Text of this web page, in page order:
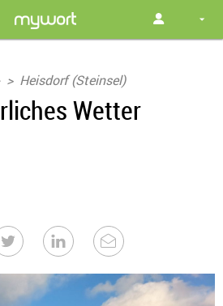
Heisdorf (Steinsel)
Wetter